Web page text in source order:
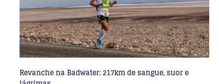
Revanche na Badwater: 217km de sangue, suor e